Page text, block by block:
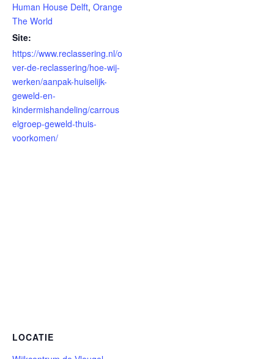
Human House Delft, Orange
The World
Site:
https://www.reclassering.nl/o
ver-de-reclassering/hoe-wij-
werken/aanpak-huiselijk-
geweld-en-
kindermishandeling/carrous
elgroep-geweld-thuis-
voorkomen/
LOCATIE